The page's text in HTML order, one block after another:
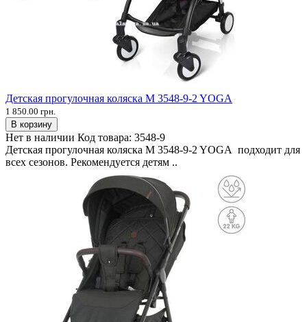
Детская прогулочная коляска M 3548-9-2 YOGA
1 850.00 грн.
В корзину
Нет в наличии Код товара: 3548-9
Детская прогулочная коляска M 3548-9-2 YOGA подходит для
всех сезонов. Рекомендуется детям ..